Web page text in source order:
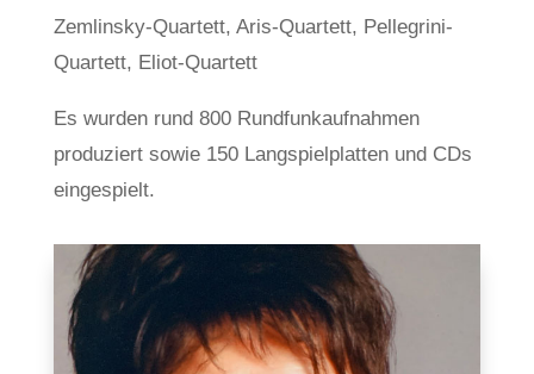
Zemlinsky-Quartett, Aris-Quartett, Pellegrini-
Quartett, Eliot-Quartett
Es wurden rund 800 Rundfunkaufnahmen
produziert sowie 150 Langspielplatten und CDs
eingespielt.